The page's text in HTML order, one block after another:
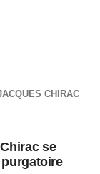
CHIRAC
se